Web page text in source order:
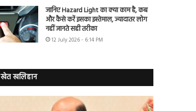
जानिए Hazard Light का क्या काम है, कब
और कैसे करें इसका इस्तेमाल, ज्यादातर लोग
नहीं जानते सही तरीका
12 July 2026 - 6:14 PM
खेत खलिहान